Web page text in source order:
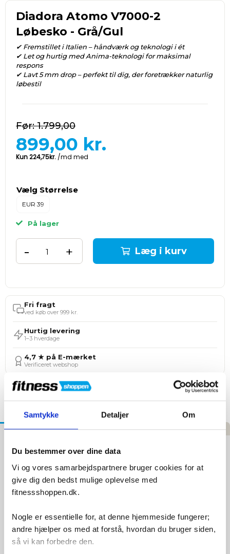
Samtykke Detaljer Om
Du bestemmer over dine data
Vi og vores samarbejdspartnere bruger cookies for at
give dig den bedst mulige oplevelse med
fitnessshoppen.dk.
Nogle er essentielle for, at denne hjemmeside fungerer;
andre hjælper os med at forstå, hvordan du bruger siden,
så vi kan forbedre den.
Diadora Atomo V7000-2
Løbesko - Grå/Gul
✔ Fremstillet i Italien – håndværk og teknologi i ét
✔ Let og hurtig med Anima-teknologi for maksimal
respons
✔ Lavt 5 mm drop – perfekt til dig, der foretrækker naturlig
løbestil
1.799,00
899,00 kr.
Vælg Størrelse
EUR 39
På lager
+
- Læg i kurv
Fri fragt
ved køb over 999 kr.
Hurtig levering
1–3 hverdage
4,7 ★ på E-mærket
Verificeret webshop
Beskrivelse Specifikationer Anmeldelser
Diadora Atomo V7000-2 Løbesko - Grå/Gul
Atomo V7000
er ikke bare endnu en løbesko – det er
Diadora’s førsteMade in Italy-producerede løbesko i over 30
år. Skabt på Diadora’s egen fabrik og udviklet på det
Skoen vejer kun 275 gram og er designet til både daglig
træning og lange løb. Hemmeligheden bag den lette og